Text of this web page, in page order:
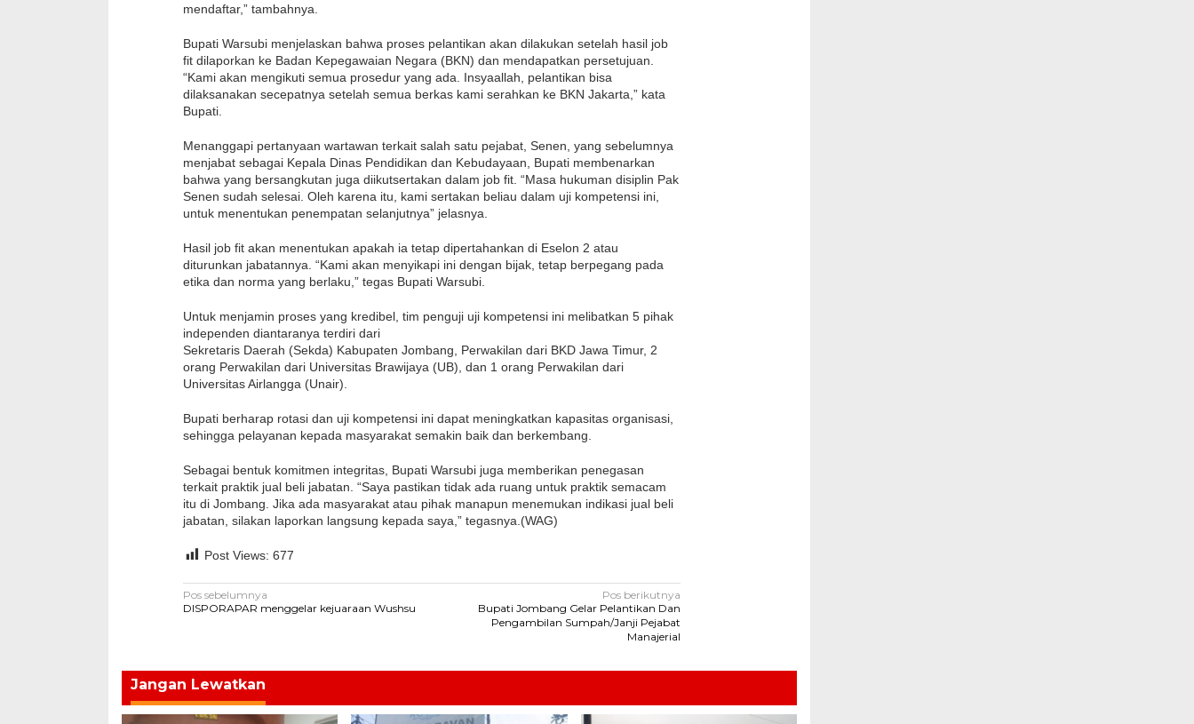
mendaftar,” tambahnya.
Bupati Warsubi menjelaskan bahwa proses pelantikan akan dilakukan setelah hasil job
fit dilaporkan ke Badan Kepegawaian Negara (BKN) dan mendapatkan persetujuan.
“Kami akan mengikuti semua prosedur yang ada. Insyaallah, pelantikan bisa
dilaksanakan secepatnya setelah semua berkas kami serahkan ke BKN Jakarta,” kata
Bupati.
Menanggapi pertanyaan wartawan terkait salah satu pejabat, Senen, yang sebelumnya
menjabat sebagai Kepala Dinas Pendidikan dan Kebudayaan, Bupati membenarkan
bahwa yang bersangkutan juga diikutsertakan dalam job fit. “Masa hukuman disiplin Pak
Senen sudah selesai. Oleh karena itu, kami sertakan beliau dalam uji kompetensi ini,
untuk menentukan penempatan selanjutnya” jelasnya.
Hasil job fit akan menentukan apakah ia tetap dipertahankan di Eselon 2 atau
diturunkan jabatannya. “Kami akan menyikapi ini dengan bijak, tetap berpegang pada
etika dan norma yang berlaku,” tegas Bupati Warsubi.
Untuk menjamin proses yang kredibel, tim penguji uji kompetensi ini melibatkan 5 pihak
independen diantaranya terdiri dari
Sekretaris Daerah (Sekda) Kabupaten Jombang, Perwakilan dari BKD Jawa Timur, 2
orang Perwakilan dari Universitas Brawijaya (UB), dan 1 orang Perwakilan dari
Universitas Airlangga (Unair).
Bupati berharap rotasi dan uji kompetensi ini dapat meningkatkan kapasitas organisasi,
sehingga pelayanan kepada masyarakat semakin baik dan berkembang.
Sebagai bentuk komitmen integritas, Bupati Warsubi juga memberikan penegasan
terkait praktik jual beli jabatan. “Saya pastikan tidak ada ruang untuk praktik semacam
itu di Jombang. Jika ada masyarakat atau pihak manapun menemukan indikasi jual beli
jabatan, silakan laporkan langsung kepada saya,” tegasnya.(WAG)
Post Views: 677
Navigasi
Pos sebelumnya
DISPORAPAR menggelar kejuaraan Wushsu
Pos berikutnya
Bupati Jombang Gelar Pelantikan Dan
Pengambilan Sumpah/Janji Pejabat
Manajerial
Jangan Lewatkan